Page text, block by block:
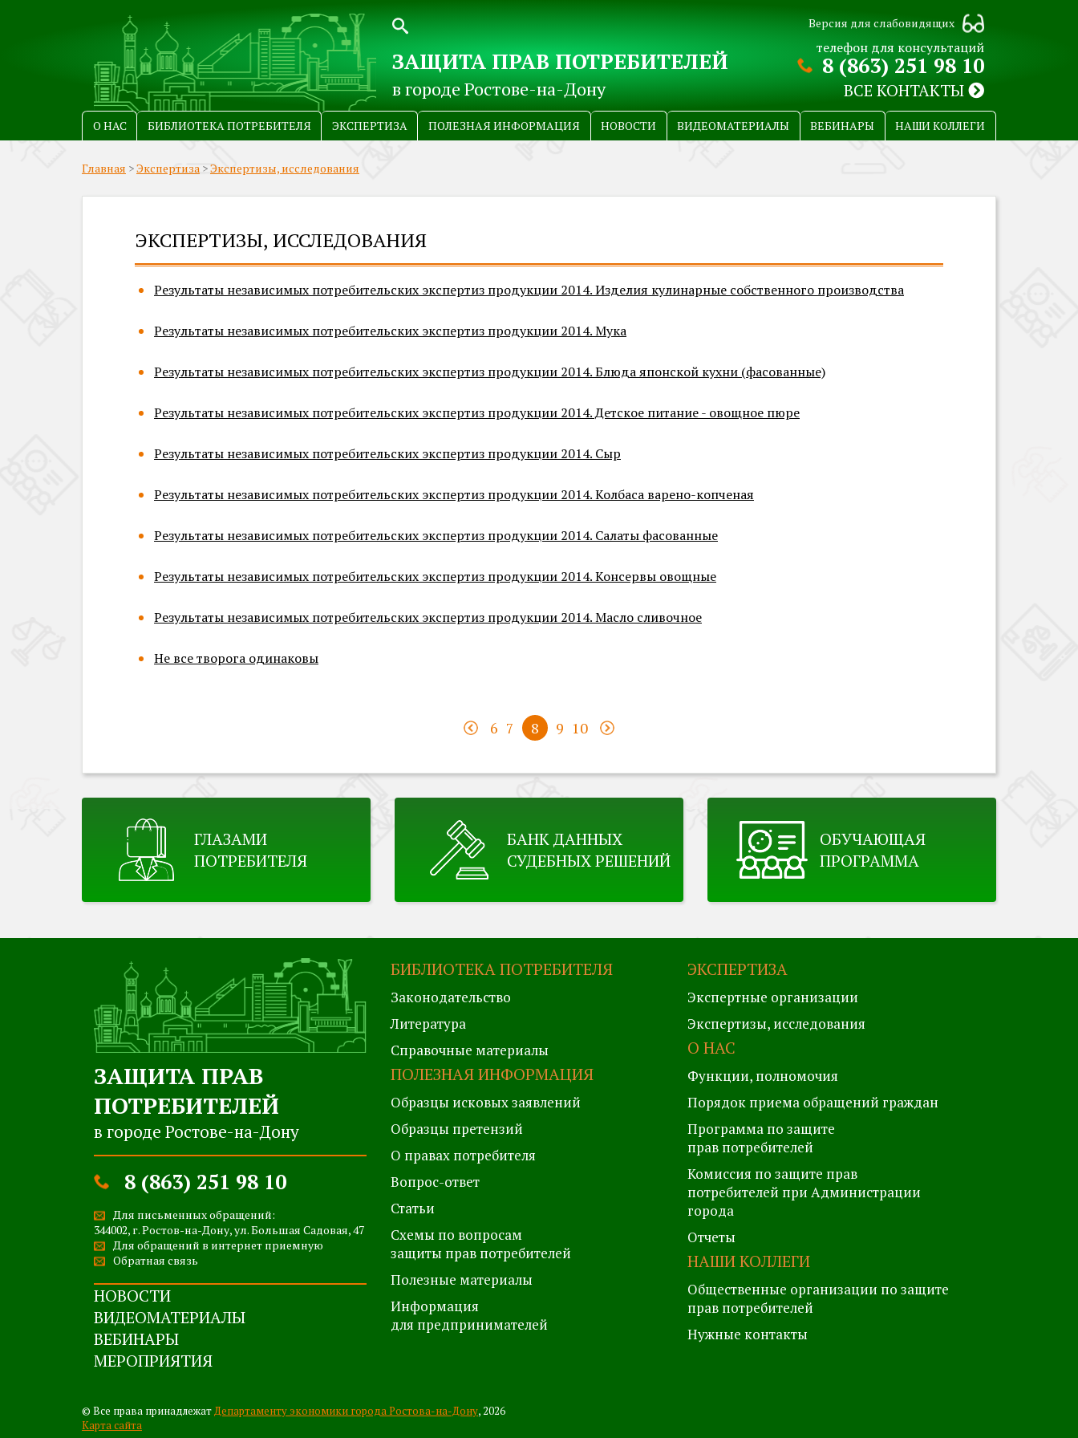
Версия для слабовидящих
ЗАЩИТА ПРАВ ПОТРЕБИТЕЛЕЙ
в городе Ростове-на-Дону
телефон для консультаций
8 (863) 251 98 10
ВСЕ КОНТАКТЫ
О НАС БИБЛИОТЕКА ПОТРЕБИТЕЛЯ ЭКСПЕРТИЗА ПОЛЕЗНАЯ ИНФОРМАЦИЯ НОВОСТИ ВИДЕОМАТЕРИАЛЫ ВЕБИНАРЫ НАШИ КОЛЛЕГИ
Главная >Экспертиза >Экспертизы, исследования
ЭКСПЕРТИЗЫ, ИССЛЕДОВАНИЯ
Результаты независимых потребительских экспертиз продукции 2014. Изделия кулинарные собственного производства
Результаты независимых потребительских экспертиз продукции 2014. Мука
Результаты независимых потребительских экспертиз продукции 2014. Блюда японской кухни (фасованные)
Результаты независимых потребительских экспертиз продукции 2014. Детское питание - овощное пюре
Результаты независимых потребительских экспертиз продукции 2014. Сыр
Результаты независимых потребительских экспертиз продукции 2014. Колбаса варено-копченая
Результаты независимых потребительских экспертиз продукции 2014. Салаты фасованные
Результаты независимых потребительских экспертиз продукции 2014. Консервы овощные
Результаты независимых потребительских экспертиз продукции 2014. Масло сливочное
Не все творога одинаковы
6 7 8 9 10
ГЛАЗАМИ
ПОТРЕБИТЕЛЯ
БАНК ДАННЫХ
СУДЕБНЫХ РЕШЕНИЙ
ОБУЧАЮЩАЯ
ПРОГРАММА
ЗАЩИТА ПРАВ
ПОТРЕБИТЕЛЕЙ
в городе Ростове-на-Дону
8 (863) 251 98 10
Для письменных обращений:
344002, г. Ростов-на-Дону, ул. Большая Садовая, 47
Для обращений в интернет приемную
Обратная связь
НОВОСТИ
ВИДЕОМАТЕРИАЛЫ
ВЕБИНАРЫ
МЕРОПРИЯТИЯ
БИБЛИОТЕКА ПОТРЕБИТЕЛЯ
Законодательство
Литература
Справочные материалы
ПОЛЕЗНАЯ ИНФОРМАЦИЯ
Образцы исковых заявлений
Образцы претензий
О правах потребителя
Вопрос-ответ
Статьи
Схемы по вопросам
защиты прав потребителей
Полезные материалы
Информация
для предпринимателей
ЭКСПЕРТИЗА
Экспертные организации
Экспертизы, исследования
О НАС
Функции, полномочия
Порядок приема обращений граждан
Программа по защите
прав потребителей
Комиссия по защите прав
потребителей при Администрации
города
Отчеты
НАШИ КОЛЛЕГИ
Общественные организации по защите
прав потребителей
Нужные контакты
© Все права принадлежатДепартаменту экономики города Ростова-на-Дону, 2026
Карта сайта